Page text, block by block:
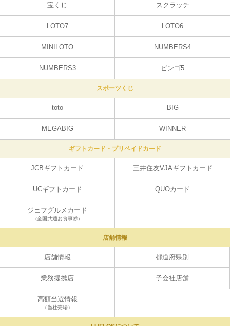
宝くじ スクラッチ
LOTO7 LOTO6
MINILOTO NUMBERS4
NUMBERS3 ビンゴ5
スポーツくじ
toto BIG
MEGABIG WINNER
ギフトカード・プリペイドカード
JCBギフトカード 三井住友VJAギフトカード
UCギフトカード QUOカード
ジェフグルメカード
(全国共通お食事券)
店舗情報
店舗情報 都道府県別
業務提携店 子会社店舗
高額当選情報
（当社売場）